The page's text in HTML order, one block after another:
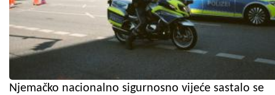
Njemačko nacionalno sigurnosno vijeće sastalo se